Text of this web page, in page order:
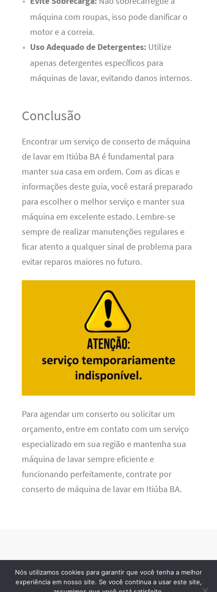
máquina com roupas, isso pode danificar o
motor e a correia.
Uso Adequado de Detergentes:Utilize
apenas detergentes específicos para
máquinas de lavar, evitando danos internos.
Conclusão
Encontrar um serviço de conserto de máquina
de lavar em Itiúba BA é fundamental para
manter sua casa em ordem. Com as dicas e
informações deste guia, você estará preparado
para escolher o melhor serviço e manter sua
máquina em excelente estado. Lembre-se
sempre de realizar manutenções regulares e
ficar atento a qualquer sinal de problema para
evitar reparos maiores no futuro.
Para agendar um conserto ou solicitar um
orçamento, entre em contato com um serviço
especializado em sua região e mantenha sua
máquina de lavar sempre eficiente e
funcionando perfeitamente, contrate por
conserto de máquina de lavar em Itiúba BA.
· 2026 © Todos os direitos reservados
Nós utilizamos cookies para garantir que você tenha a melhor
experiência em nosso site. Se você continua a usar este site,